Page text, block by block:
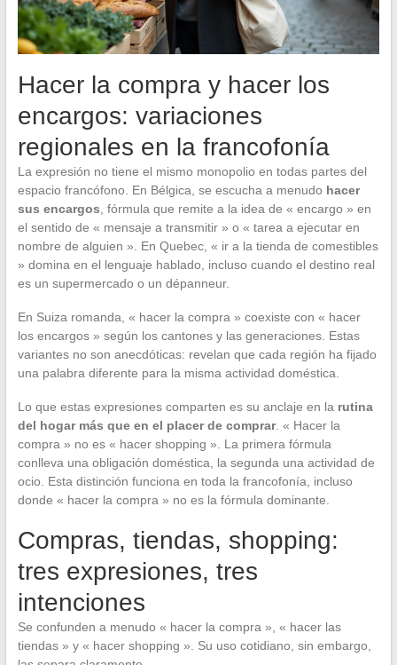
Hacer la compra y hacer los
encargos: variaciones
regionales en la francofonía
La expresión no tiene el mismo monopolio en todas partes del
espacio francófono. En Bélgica, se escucha a menudo hacer
sus encargos , fórmula que remite a la idea de « encargo » en
el sentido de « mensaje a transmitir » o « tarea a ejecutar en
nombre de alguien ». En Quebec, « ir a la tienda de comestibles
» domina en el lenguaje hablado, incluso cuando el destino real
es un supermercado o un dépanneur.
En Suiza romanda, « hacer la compra » coexiste con « hacer
los encargos » según los cantones y las generaciones. Estas
variantes no son anecdóticas: revelan que cada región ha fijado
una palabra diferente para la misma actividad doméstica.
Lo que estas expresiones comparten es su anclaje en la rutina
del hogar más que en el placer de comprar. « Hacer la
compra » no es « hacer shopping ». La primera fórmula
conlleva una obligación doméstica, la segunda una actividad de
ocio. Esta distinción funciona en toda la francofonía, incluso
donde « hacer la compra » no es la fórmula dominante.
Compras, tiendas, shopping:
tres expresiones, tres
intenciones
Se confunden a menudo « hacer la compra », « hacer las
tiendas » y « hacer shopping ». Su uso cotidiano, sin embargo,